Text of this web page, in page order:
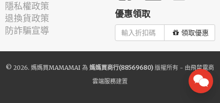
隱私權政策
退換貨政策
防詐騙宣導
優惠領取
領取優惠
© 2026. 媽媽買MAMAMAI 為 媽媽買商行(88569680) 版權所有 - 由飛鼠電商
雲端服務建置